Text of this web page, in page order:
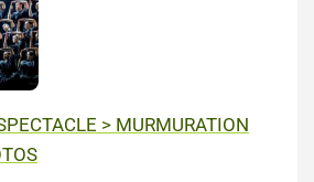
> MURMURATION